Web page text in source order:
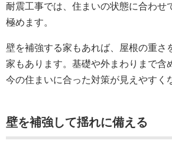
耐震工事では、住まいの状態に合わせ
極めます。
壁を補強する家もあれば、屋根の重さ
家もあります。基礎や外まわりまで含
今の住まいに合った対策が見えやすく
壁を補強して揺れに備える